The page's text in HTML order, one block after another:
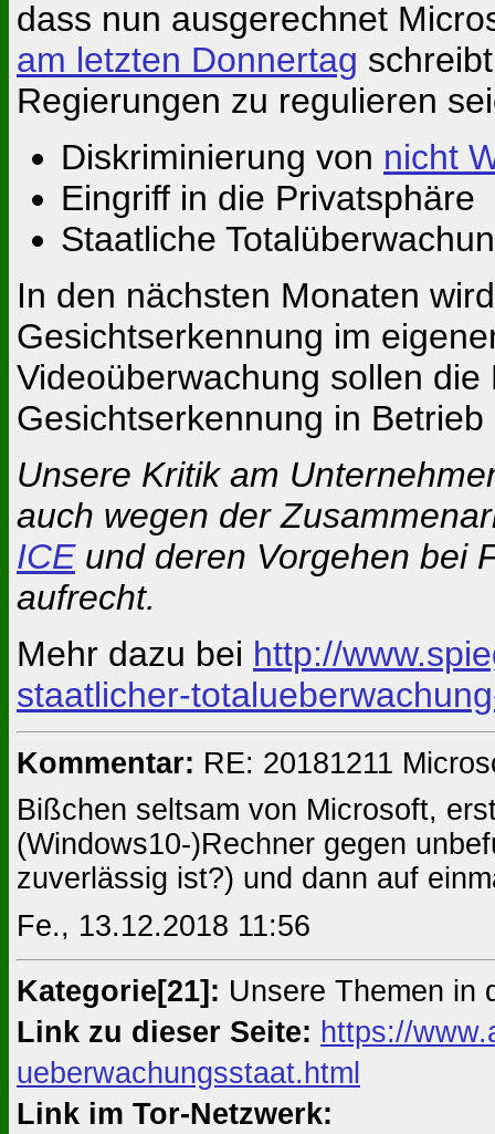
dass nun ausgerechnet
am letzten Donnertag
Regierungen zu regulieren
Diskriminierung von nicht
Eingriff in die Privatsphäre
Staatliche
In den nächsten Monaten
Gesichtserkennung im
Videoüberwachung sollen
Gesichtserkennung in Betrieb
Unsere Kritik am
auch wegen der
ICEund deren Vorgehen bei
aufrecht.
Mehr dazu bei http://
staatlicher-
Kommentar: RE: 20181211
Bißchen seltsam von Microsoft,
(Windows10-)Rechner gegen
zuverlässig ist?) und dann auf
Fe., 13.12.2018 11:56
Kategorie[21]: Unsere Themen in
Link zu dieser Seite: https://
ueberwachungsstaat.html
Link im Tor-Netzwerk: